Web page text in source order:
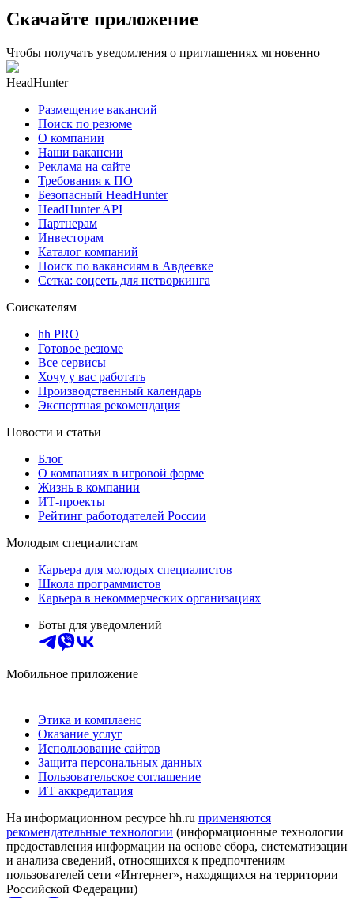
Скачайте приложение
Чтобы получать уведомления о приглашениях мгновенно
HeadHunter
Размещение вакансий
Поиск по резюме
О компании
Наши вакансии
Реклама на сайте
Требования к ПО
Безопасный HeadHunter
HeadHunter API
Партнерам
Инвесторам
Каталог компаний
Поиск по вакансиям в Авдеевке
Сетка: соцсеть для нетворкинга
Соискателям
hh PRO
Готовое резюме
Все сервисы
Хочу у вас работать
Производственный календарь
Экспертная рекомендация
Новости и статьи
Блог
О компаниях в игровой форме
Жизнь в компании
ИТ-проекты
Рейтинг работодателей России
Молодым специалистам
Карьера для молодых специалистов
Школа программистов
Карьера в некоммерческих организациях
Боты для уведомлений
Мобильное приложение
Этика и комплаенс
Оказание услуг
Использование сайтов
Защита персональных данных
Пользовательское соглашение
ИТ аккредитация
На информационном ресурсе hh.ru применяются
рекомендательные технологии (информационные технологии
предоставления информации на основе сбора, систематизации
и анализа сведений, относящихся к предпочтениям
пользователей сети «Интернет», находящихся на территории
Российской Федерации)